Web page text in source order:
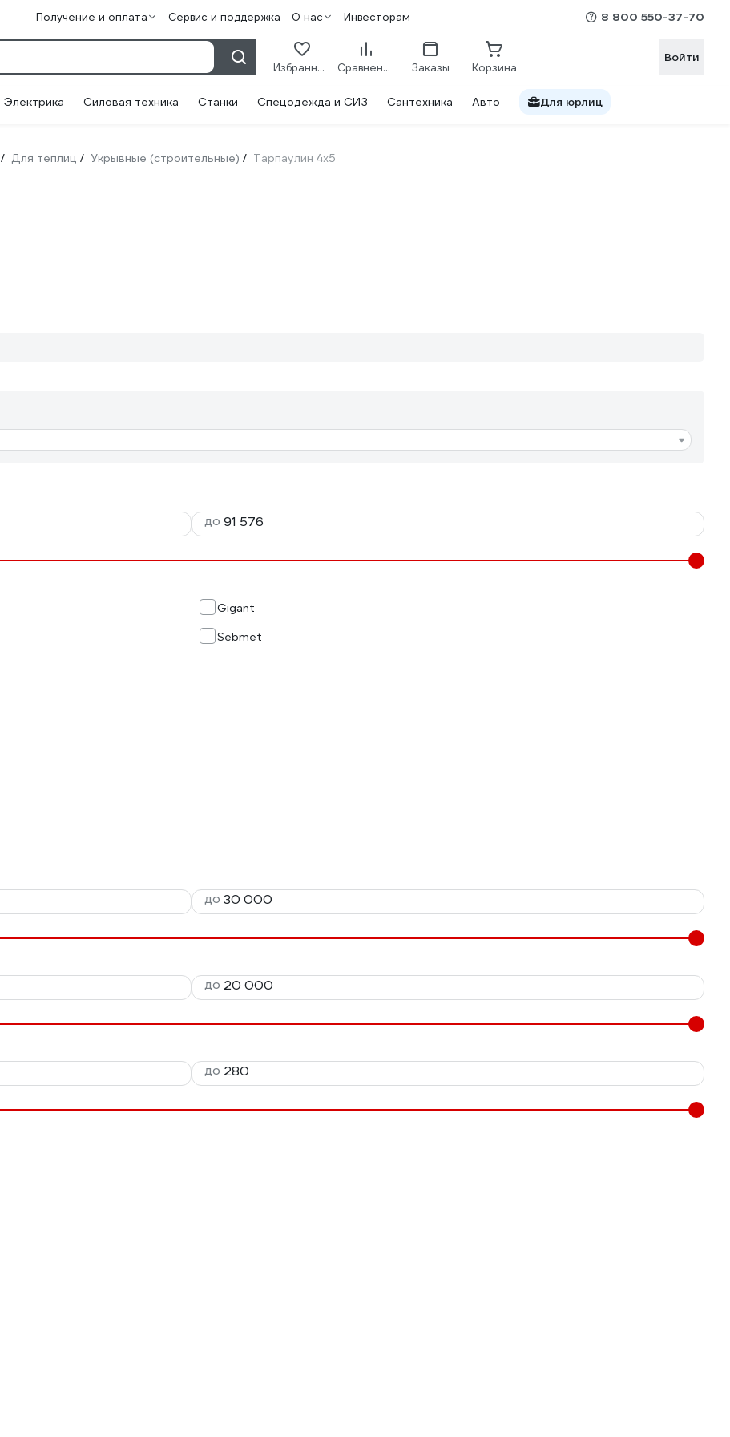
Получение и оплата Сервис и поддержка О нас Инвесторам 8 800 550-37-70
Избранное Сравнение Заказы Корзина
Войти
Электрика Силовая техника Станки Спецодежда и СИЗ Сантехника Авто Для юрлиц
/ Для теплиц / Укрывные (строительные) / Тарпаулин 4х5
до
Gigant
Sebmet
до
до
до